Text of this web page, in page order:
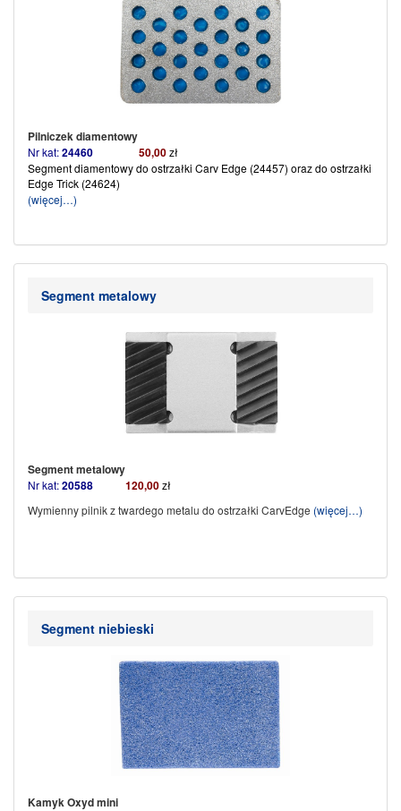
Pilniczek diamentowy
Nr kat:24460 50,00zł
Segment diamentowy do ostrzałki Carv Edge (24457) oraz do ostrzałki
Edge Trick (24624)
(więcej…)
Segment metalowy
Segment metalowy
Nr kat:20588 120,00zł
Wymienny pilnik z twardego metalu do ostrzałki CarvEdge (więcej…)
Segment niebieski
Kamyk Oxyd mini